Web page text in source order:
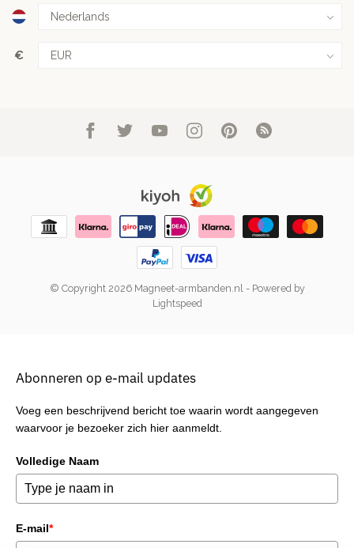
€
© Copyright 2026 Magneet-armbanden.nl- Powered by
Lightspeed
Abonneren op e-mail updates
Voeg een beschrijvend bericht toe waarin wordt aangegeven
waarvoor je bezoeker zich hier aanmeldt.
Volledige Naam
E-mail*